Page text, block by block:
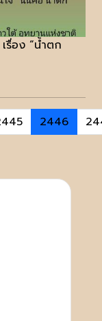
รื่อง “น้ำตก
2446